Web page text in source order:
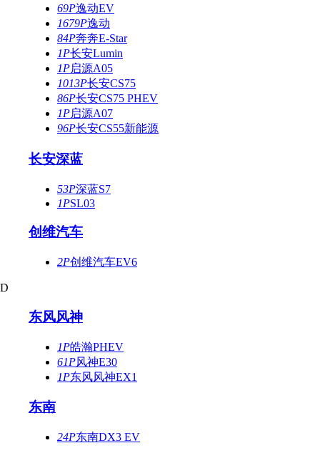
69P逸动EV
1679P逸动
84P奔奔E-Star
1P长安Lumin
1P启源A05
1013P长安CS75
86P长安CS75 PHEV
1P启源A07
96P长安CS55新能源
长安深蓝
53P深蓝S7
1PSL03
创维汽车
2P创维汽车EV6
D
东风风神
1P皓瀚PHEV
61P风神E30
1P东风风神EX1
东南
24P东南DX3 EV